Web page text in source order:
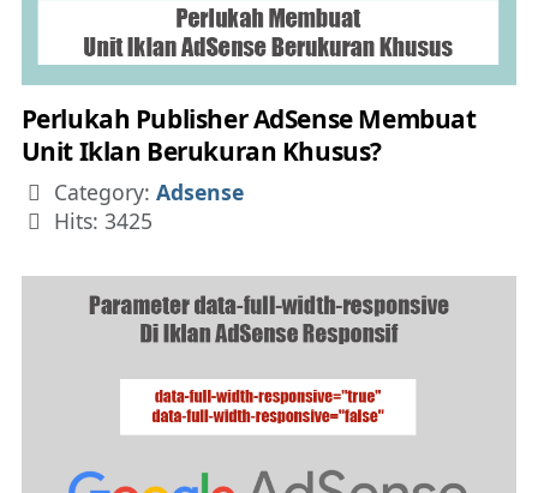
Perlukah Publisher AdSense Membuat
Unit Iklan Berukuran Khusus?
Details
Category: Adsense
Hits: 3425